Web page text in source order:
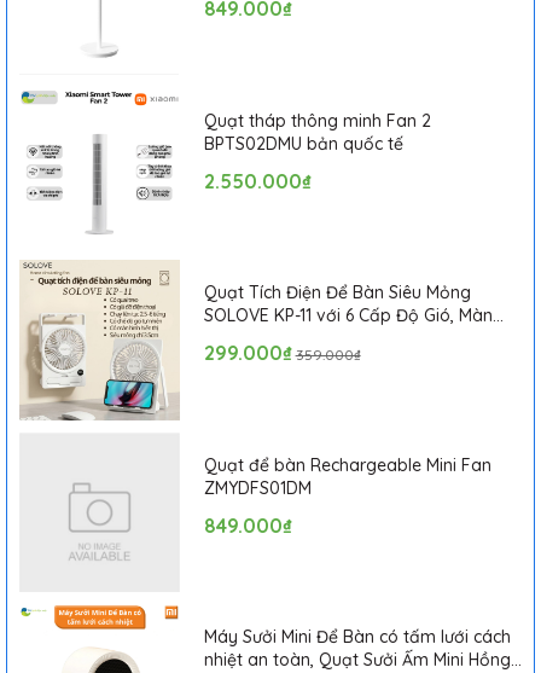
nhỏ gọn và chất liệu bằng cao su siêu bền nên phù hợp với
mọi lứa tuổi và không phân biệt gới tính tất cả mọi người nam
hay nữ đều có thể sử dụng.
849.000₫
Quạt tháp thông minh Fan 2
BPTS02DMU bản quốc tế
2.550.000₫
Quạt Tích Điện Để Bàn Siêu Mỏng
SOLOVE KP-11 với 6 Cấp Độ Gió, Màn
299.000₫ 359.000₫
Quạt để bàn Rechargeable Mini Fan
ZMYDFS01DM
849.000₫
Máy Sưởi Mini Để Bàn có tấm lưới cách
nhiệt an toàn, Quạt Sưởi Ấm Mini Hồng